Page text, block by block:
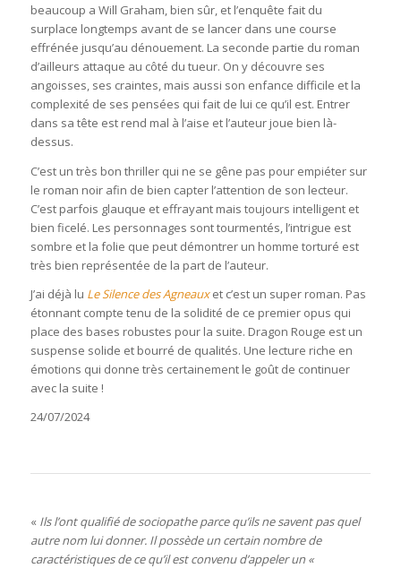
beaucoup a Will Graham, bien sûr, et l’enquête fait du
surplace longtemps avant de se lancer dans une course
effrénée jusqu’au dénouement. La seconde partie du roman
d’ailleurs attaque au côté du tueur. On y découvre ses
angoisses, ses craintes, mais aussi son enfance difficile et la
complexité de ses pensées qui fait de lui ce qu’il est. Entrer
dans sa tête est rend mal à l’aise et l’auteur joue bien là-
dessus.
C’est un très bon thriller qui ne se gêne pas pour empiéter sur
le roman noir afin de bien capter l’attention de son lecteur.
C’est parfois glauque et effrayant mais toujours intelligent et
bien ficelé. Les personnages sont tourmentés, l’intrigue est
sombre et la folie que peut démontrer un homme torturé est
très bien représentée de la part de l’auteur.
J’ai déjà lu Le Silence des Agneauxet c’est un super roman. Pas
étonnant compte tenu de la solidité de ce premier opus qui
place des bases robustes pour la suite. Dragon Rouge est un
suspense solide et bourré de qualités. Une lecture riche en
émotions qui donne très certainement le goût de continuer
avec la suite !
24/07/2024
« Ils l’ont qualifié de sociopathe parce qu’ils ne savent pas quel
autre nom lui donner. Il possède un certain nombre de
caractéristiques de ce qu’il est convenu d’appeler un «